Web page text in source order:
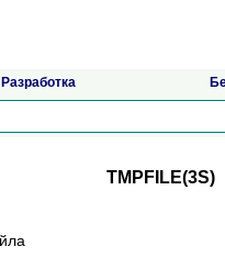
Разработка
TMPFILE(3S)